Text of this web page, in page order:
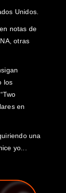
Unidos.
notas de
otras
los
en
una
yo...